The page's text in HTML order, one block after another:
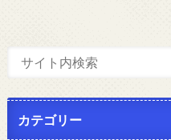
カテゴリー